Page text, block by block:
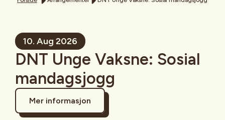
10. Aug 2026
DNT Unge Vaksne: Sosial
mandagsjogg
Mer informasjon